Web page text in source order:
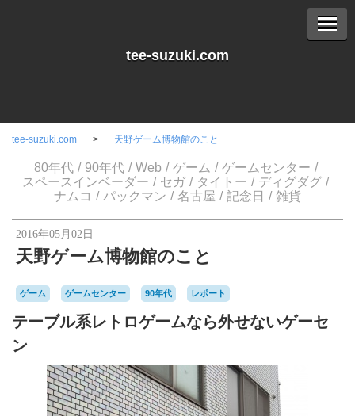
tee-suzuki.com
tee-suzuki.com 天野ゲーム博物館のこと
80年代 90年代 Web ゲーム
ゲームセンター
スペースインベーダー
セガ タイトー
ディグダグ
ナムコ
パックマン 名古屋 記念日 雑貨
2016年05月02日
天野ゲーム博物館のこと
ゲーム ゲームセンター 90年代 レポート
テーブル系レトロゲームなら外せないゲーセ
ン